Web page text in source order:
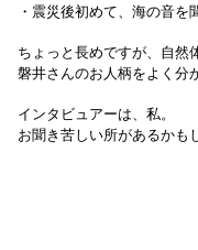
・震災後初めて、海の音を
ちょっと長めですが、自然
磐井さんのお人柄をよく分
インタビュアーは、私。
お聞き苦しい所があるかも